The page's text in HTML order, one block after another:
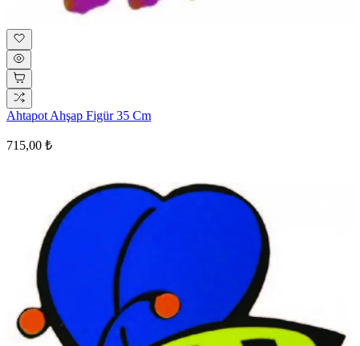
Ahtapot Ahşap Figür 35 Cm
715,00 ₺